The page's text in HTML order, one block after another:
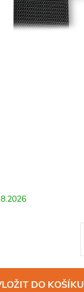
DO KOŠÍKU